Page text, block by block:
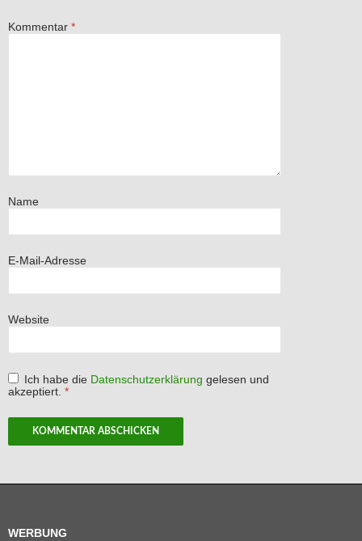
Kommentar *
Name
E-Mail-Adresse
Website
Ich habe die Datenschutzerklärung gelesen und
akzeptiert. *
WERBUNG